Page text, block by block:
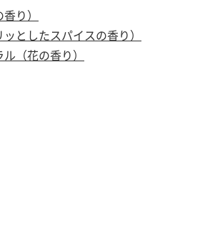
り）
としたスパイスの香り）
（花の香り）